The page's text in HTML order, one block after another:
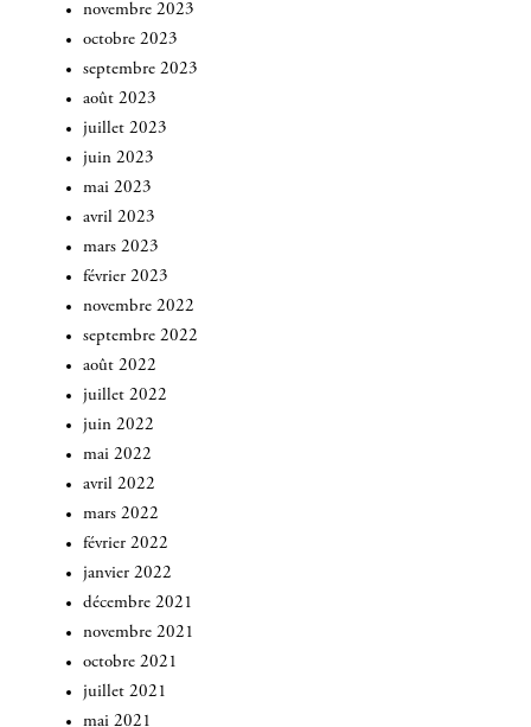
novembre 2023
octobre 2023
septembre 2023
août 2023
juillet 2023
juin 2023
mai 2023
avril 2023
mars 2023
février 2023
novembre 2022
septembre 2022
août 2022
juillet 2022
juin 2022
mai 2022
avril 2022
mars 2022
février 2022
janvier 2022
décembre 2021
novembre 2021
octobre 2021
juillet 2021
mai 2021
INSCRIVEZ-VOUS